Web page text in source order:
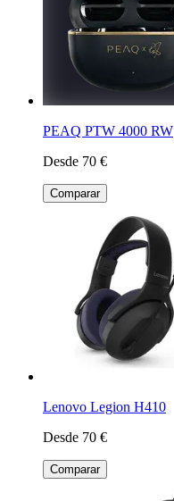
PEAQ PTW 4000 RW
Desde 70 €
Comparar
Lenovo Legion H410
Desde 70 €
Comparar